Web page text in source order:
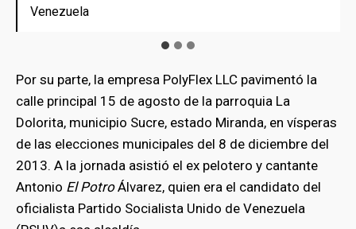
Venezuela
Venezuela
Estados Unidos a Venezuela
Por su parte, la empresa PolyFlex LLC pavimentó la
calle principal 15 de agosto de la parroquia La
Dolorita, municipio Sucre, estado Miranda, en vísperas
de las elecciones municipales del 8 de diciembre del
2013. A la jornada asistió el ex pelotero y cantante
Antonio El PotroÁlvarez, quien era el candidato del
oficialista Partido Socialista Unido de Venezuela